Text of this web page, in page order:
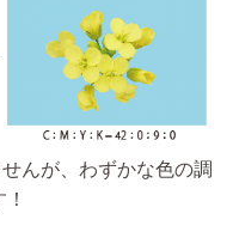
んが、わずかな色の調